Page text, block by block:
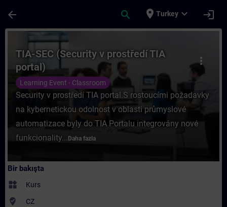
arrow_back search place Turkey expand_more login
Kurs - TIA-SEC (Security v prostředí TIA
more_vert
TIA-SEC (Security v prostředí TIA
portal)
Learning Event - Classroom
Security v prostředí TIA portal.S rostoucími požadavky
na kybernetickou odolnost v oblasti průmyslové
automatizace byly do TIA Portalu integrovány nové
funkcionality... Daha fazla
Bir bakışta
widgets Kurs
where_to_vote CZ